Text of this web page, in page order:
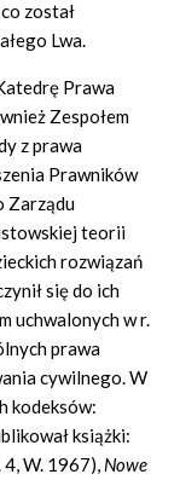
został
Lwa.
Prawa
Zespołem
z prawa
Prawników
Zarządu
teorii
rozwiązań
się do ich
uchwalonych w r.
prawa
cywilnego. W
kodeksów:
książki:
4, W. 1967), Nowe